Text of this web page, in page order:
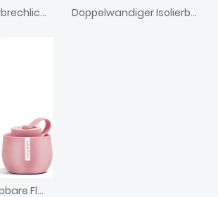
smiledrink Unzerbrechliches, faltbares Trinkgeschirr aus Silikon, individuell faltbare, zusammenklappbare Sport-Trinkflasche aus Silikon mit Strohhalm Doppelwandiger Isolierbecher aus Edelstahl für unterwegs, Kaffeebecher mit Deckel und Riemen
Zusammenklappbare Flasche, wiederverwendbar